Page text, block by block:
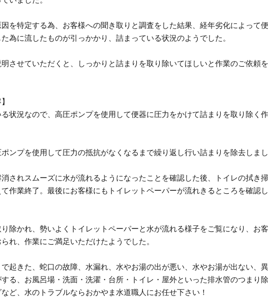
を特定する為、お客様への聞き取りと調査をした結果、経年劣化によって
為に流したものが引っかかり、詰まっている状況のようでした。
させていただくと、しっかりと詰まりを取り除いてほしいと作業のご依頼
状況なので、高圧ポンプを使用して便器に圧力をかけて詰まりを取り除く
ンプを使用して圧力の抵抗がなくなるまで繰り返し行い詰まりを除去しまし
されスムーズに水が流れるようになったことを確認した後、トイレの拭き
作業終了。最後にお客様にもトイレットペーパーが流れきるところを確認
除かれ、勢いよくトイレットペーパーと水が流れる様子をご覧になり、お
れ、作業にご満足いただけたようでした。
起きた、蛇口の故障、水漏れ、水やお湯の出が悪い、水やお湯が出ない、
する、お風呂場・洗面・洗濯・台所・トイレ・屋外といった排水管のつまり
など、水のトラブルならおかやま水道職人にお任せ下さい！